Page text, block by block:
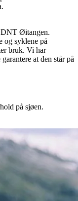
DNT Øitangen.
og syklene på
bruk. Vi har
at den står på
på sjøen.